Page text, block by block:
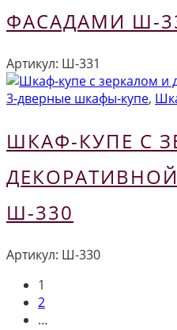
ФАСАДАМИ Ш-
Артикул: Ш-331
3-дверные шкафы-купе,
ШКАФ-КУПЕ С
Ш-330
Артикул: Ш-330
1
2
…